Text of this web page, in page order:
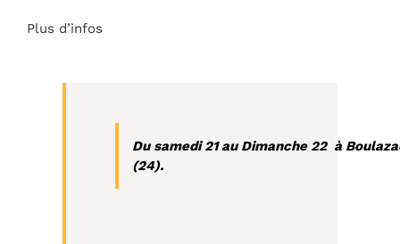
Plus d’infos
Du samedi 21 au Dimanche 22 à
(24).